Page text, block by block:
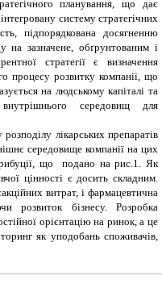
планування, що дає
систему стратегічних
підпорядкована досягненню
на зазначене, обґрунтованим і
стратегії є визначення
процесу розвитку компанії, що
на людському капіталі та
середовищ для
лікарських препаратів
середовище компанії на цих
що подано на рис.1. Як
цінності є досить складним.
витрат, і фармацевтична
розвиток бізнесу. Розробка
орієнтацію на ринок, а це
як уподобань споживачів,